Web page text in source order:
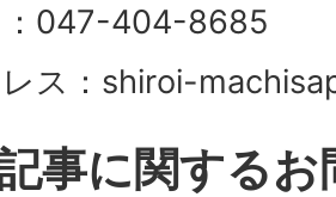
：047-404-8685
ス：shiroi-
事に関する